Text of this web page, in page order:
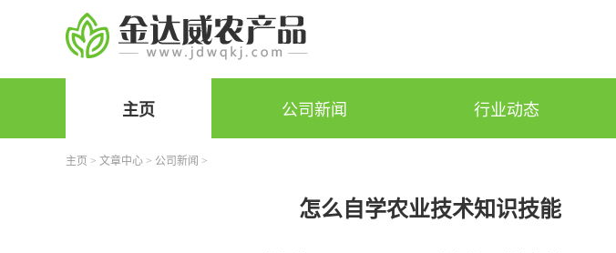
主页 公司新闻 行业动态
主页 > 文章中心 > 公司新闻 >
怎么自学农业技术知识技能